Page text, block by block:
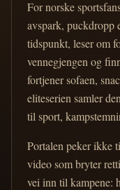
For norske
avspark, puckdropp
tidspunkt, leser om
vennegjengen og
fortjener sofaen,
eliteserien samler
til sport,
Portalen peker ikke
video som bryter
vei inn til kampene: